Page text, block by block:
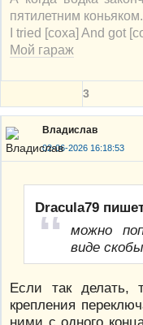
пятилетним коньяком.
I tried [соха] And got
Мой гараж
3
Владислав
02-06-2026 16:18:53
Dracula79
можно
виде
Если так делать,
крепления